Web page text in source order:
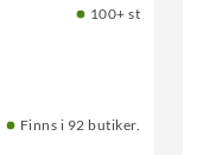
100+ st
Finns i 92 butiker.